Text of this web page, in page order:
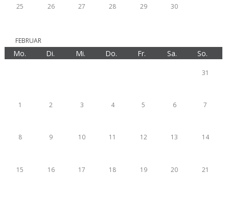
25 26 27 28 29 30
FEBRUAR
Mo. Di. Mi. Do. Fr. Sa. So.
31
1 2 3 4 5 6 7
8 9 10 11 12 13 14
15 16 17 18 19 20 21